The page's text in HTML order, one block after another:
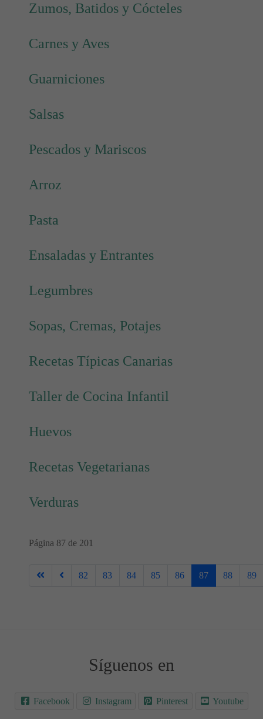
Zumos, Batidos y Cócteles
Carnes y Aves
Guarniciones
Salsas
Pescados y Mariscos
Arroz
Pasta
Ensaladas y Entrantes
Legumbres
Sopas, Cremas, Potajes
Recetas Típicas Canarias
Taller de Cocina Infantil
Huevos
Recetas Vegetarianas
Verduras
Página 87 de 201
82 83 84 85 86 87 88 89
Síguenos en
Facebook Instagram Pinterest Youtube